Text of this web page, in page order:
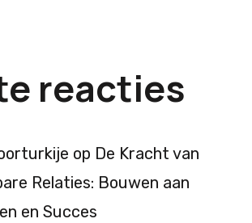
reacties
op De Kracht van
Relaties: Bouwen aan
en Succes